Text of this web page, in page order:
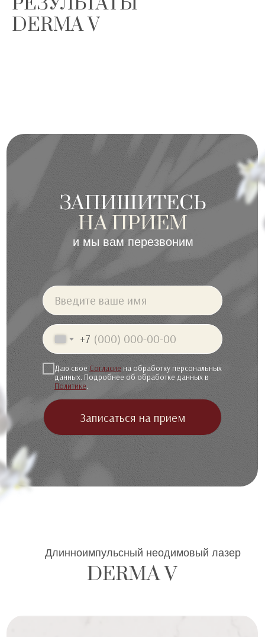
DERMA V
ЗАПИШИТЕСЬ
НА ПРИЕМ
и мы вам перезвоним
Введите ваше имя
+7
Даю свое Согласие на обработку персональных
данных. Подробнее об обработке данных в
Политике
Записаться на прием
DERMA V
Длинноимпульсный неодимовый лазер